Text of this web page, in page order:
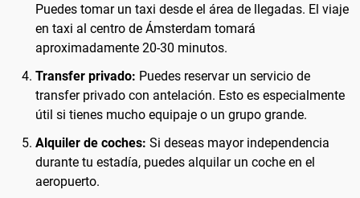
Puedes tomar un taxi desde el área de llegadas. El viaje
en taxi al centro de Ámsterdam tomará
aproximadamente 20-30 minutos.
Transfer privado: Puedes reservar un servicio de
transfer privado con antelación. Esto es especialmente
útil si tienes mucho equipaje o un grupo grande.
Alquiler de coches: Si deseas mayor independencia
durante tu estadía, puedes alquilar un coche en el
aeropuerto.